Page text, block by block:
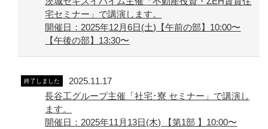
宅セミナー」で講演します。
開催日：2025年12月6日(土)【午前の部】10:00〜
【午後の部】13:30〜
終了しました
2025.11.17
長谷工グループ主催「社宅･寮 セミナー」で講演し
ます。
開催日：2025年11月13日(木) 【第1部 】10:00〜